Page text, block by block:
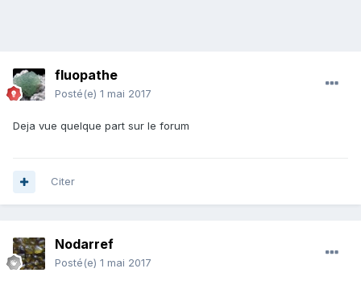
fluopathe
Posté(e) 1 mai 2017
Deja vue quelque part sur le forum
Citer
Nodarref
Posté(e) 1 mai 2017